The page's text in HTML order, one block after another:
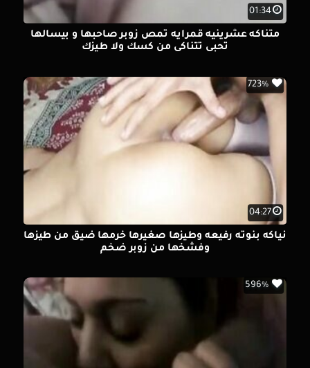
01:34
متناكه عشرينيه قمرايه تمص زوبر صاحبها و بيسالها
تحبى تتناكى من كسك ولا طيزك
04:27
723%
نياكه بنوته رفيعه وطيزها صغيرها خرمها ضيق من طيزها
وفشخها من زوبر ضخم
596%